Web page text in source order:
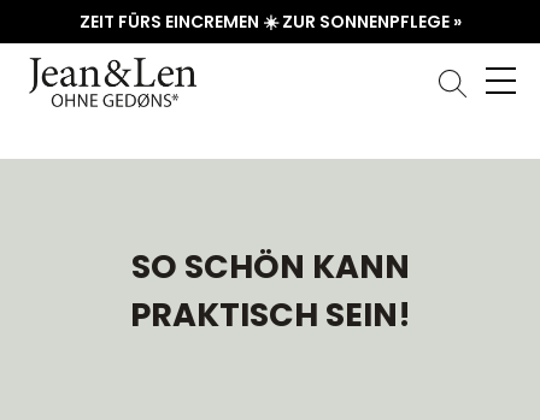
ZEIT FÜRS EINCREMEN ☀️ ZUR SONNENPFLEGE »
SO SCHÖN KANN
PRAKTISCH SEIN!